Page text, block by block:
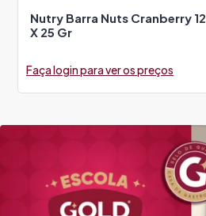
Nutry Barra Nuts Cranberry 12
X 25 Gr
Faça login para ver os preços